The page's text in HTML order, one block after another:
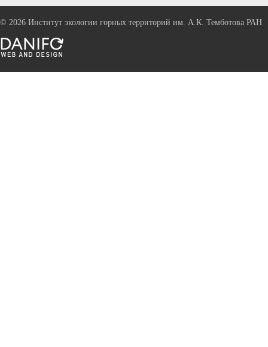
© 2026 Институт экологии горных территорий им. А.К. Темботова РАН